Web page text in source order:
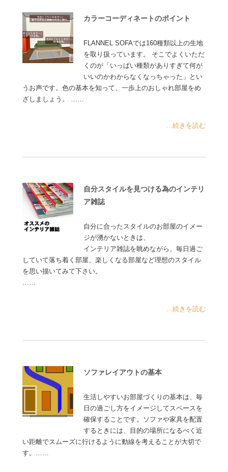
カラーコーディネートのポイント
FLANNEL SOFAでは160種類以上の生地
を取り扱っています。 そこでよくいただ
くのが「いっぱい種類がありすぎて何が
いいのかわからなくなっちゃった」とい
うお声です。色の基本を知って、一歩上のおしゃれ部屋をめ
ざしましょう。 ……
...続きを読む
自分スタイルを見つける為のインテリ
ア雑誌
自分に合ったスタイルのお部屋のイメー
ジが湧かないときは、
インテリア雑誌を眺めながら、毎日過ご
していて落ち着く部屋、楽しくなる部屋など理想のスタイル
を思い描いてみて下さい。
……
...続きを読む
ソファレイアウトの基本
生活しやすいお部屋づくりの基本は、毎
日の過ごし方をイメージしてスペースを
確保することです。ソファや家具を配置
するときには、目的の場所になるべく近
い距離でスムーズに行けるように動線を考えることが大切で
す。……